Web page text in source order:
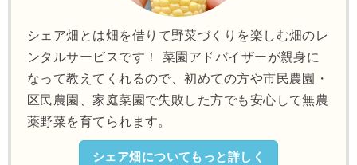
シェア畑とは畑を借りて野菜づくりを楽しむ畑のレ
ンタルサービスです！ 菜園アドバイザーが親身に
なって教えてくれるので、初めての方や市民農園・
区民農園、家庭菜園で失敗した方でも安心して無農
薬野菜を育てられます。
シェア畑についてもっと詳しく